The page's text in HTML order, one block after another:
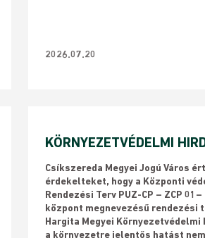
2026.07.20
KÖRNYEZETVÉDELMI
Csíkszereda Megyei Jogú Város
érdekelteket, hogy a Központi
Rendezési Terv PUZ-CP – ZCP
központ megnevezésű rendezési
Hargita Megyei Környezetvédelmi
a környezetre jelentős hatást